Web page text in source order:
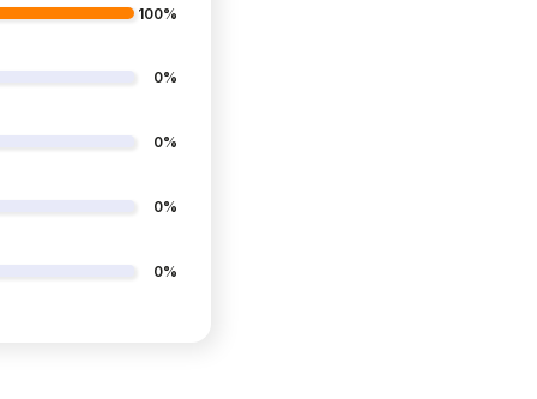
100%
0%
0%
0%
0%